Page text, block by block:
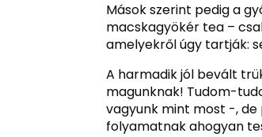
Mások szerint pedig a
macskagyökér tea –
amelyekről úgy tartják:
A harmadik jól bevált
magunknak! Tudom-
vagyunk mint most -, de
folyamatnak ahogyan